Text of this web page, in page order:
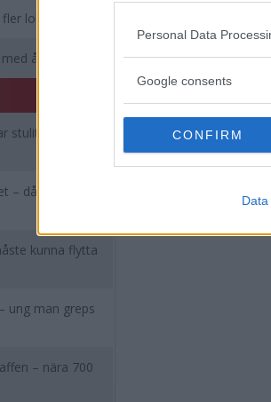
Personal Data
Google consents
CONFIRM
lobbyister
ålderism
stulit från hans
– då försvann
kunna flytta
ung man greps
– nära 700
Ladda upp foto